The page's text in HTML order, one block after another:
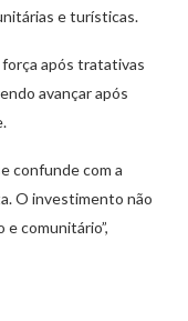
e turísticas.
após tratativas
avançar após
confunde com a
O investimento não
comunitário”,